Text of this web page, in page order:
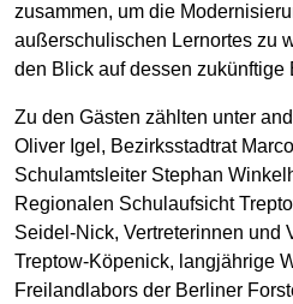
zusammen, um die
außerschulischen Lernortes zu
den Blick auf dessen zukünftige
Zu den Gästen zählten unter
Oliver Igel, Bezirksstadtrat
Schulamtsleiter Stephan
Regionalen Schulaufsicht
Seidel-Nick, Vertreterinnen und
Treptow-Köpenick, langjährige
Freilandlabors der Berliner